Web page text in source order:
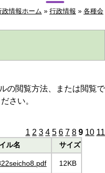
政情報ホーム » 行政情報 » 各種会
の閲覧方法、または閲覧で
さい。
1 2 3 4 5 6 7 8 9 10 11
ル名
サイズ
12KB